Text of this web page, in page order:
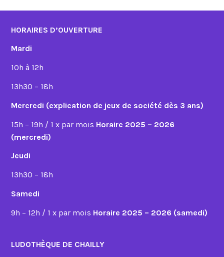
HORAIRES D’OUVERTURE
Mardi
10h à 12h
13h30 – 18h
Mercredi (explication de jeux de société dès 3 ans)
15h – 19h / 1 x par mois Horaire 2025 – 2026
(mercredi)
Jeudi
13h30 – 18h
Samedi
9h – 12h / 1 x par mois Horaire 2025 – 2026 (samedi)
LUDOTHÈQUE DE CHAILLY